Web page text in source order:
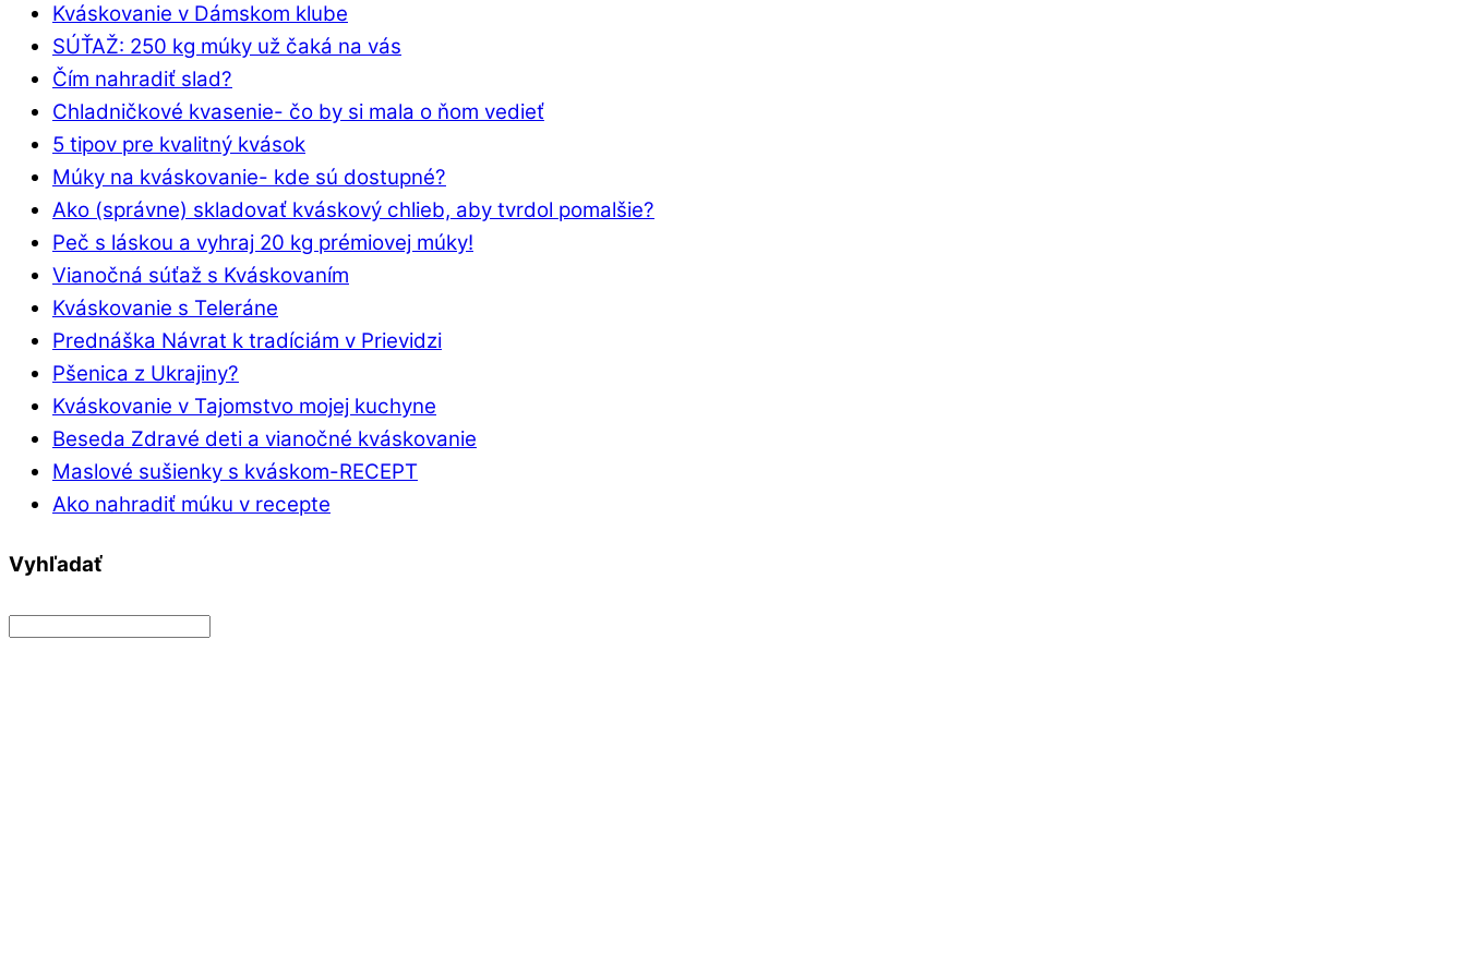
Kváskovanie v Dámskom klube
SÚŤAŽ: 250 kg múky už čaká na vás
Čím nahradiť slad?
Chladničkové kvasenie- čo by si mala o ňom vedieť
5 tipov pre kvalitný kvások
Múky na kváskovanie- kde sú dostupné?
Ako (správne) skladovať kváskový chlieb, aby tvrdol pomalšie?
Peč s láskou a vyhraj 20 kg prémiovej múky!
Vianočná súťaž s Kváskovaním
Kváskovanie s Teleráne
Prednáška Návrat k tradíciám v Prievidzi
Pšenica z Ukrajiny?
Kváskovanie v Tajomstvo mojej kuchyne
Beseda Zdravé deti a vianočné kváskovanie
Maslové sušienky s kváskom-RECEPT
Ako nahradiť múku v recepte
Vyhľadať